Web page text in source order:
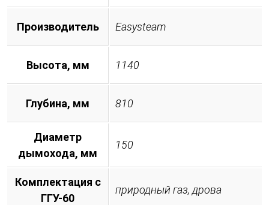
Производитель Easysteam
Высота, мм 1140
Глубина, мм 810
Диаметр
дымохода, мм
150
Комплектация с
ГГУ-60
природный газ, дрова